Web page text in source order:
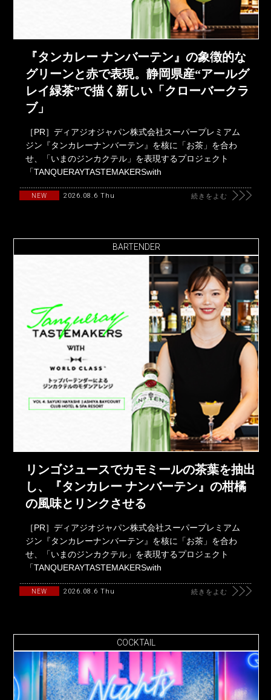
『タンカレー ナンバーテン』の象徴的な
グリーンと赤で表現。静岡県産“アールグ
レイ緑茶”で描く新しい「クローバークラ
ブ」
［PR］ディアジオジャパン株式会社スーパープレミアム
ジン『タンカレーナンバーテン』を核に「お茶」を合わ
せ、「いまのジンカクテル」を表現するプロジェクト
「TANQUERAYTASTEMAKERSwith
NEW 2026.08.6 Thu 続きをよむ
BARTENDER
リンゴジュースでカモミールの茶葉を抽出
し、『タンカレー ナンバーテン』の柑橘
の風味とリンクさせる
［PR］ディアジオジャパン株式会社スーパープレミアム
ジン『タンカレーナンバーテン』を核に「お茶」を合わ
せ、「いまのジンカクテル」を表現するプロジェクト
「TANQUERAYTASTEMAKERSwith
NEW 2026.08.6 Thu 続きをよむ
COCKTAIL